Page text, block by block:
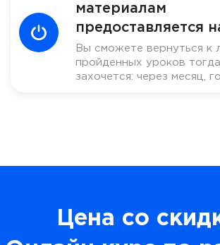
материалам
предоставляется
Вы сможете вернуться к
пройденных уроков
захочется: через месяц,
Цена со